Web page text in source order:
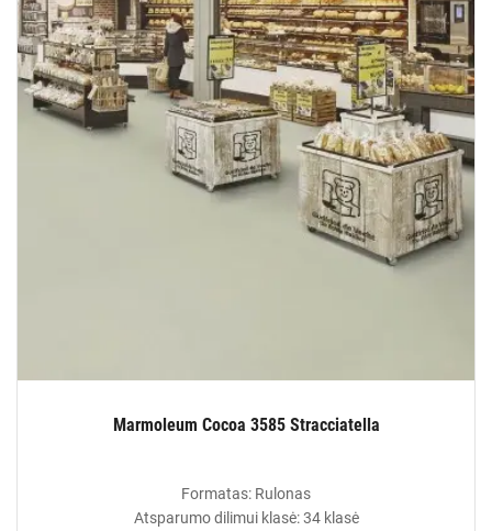
Marmoleum Cocoa 3585 Stracciatella
Formatas: Rulonas
Atsparumo dilimui klasė: 34 klasė